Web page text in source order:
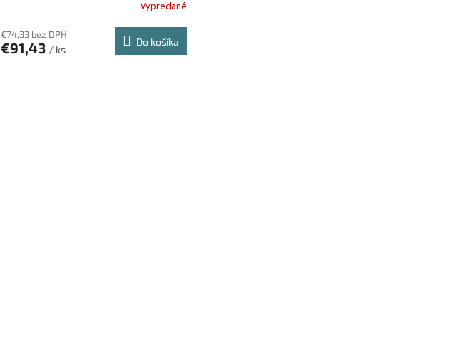
Vypredané
€74,33 bez DPH
€91,43 / ks
Do košíka